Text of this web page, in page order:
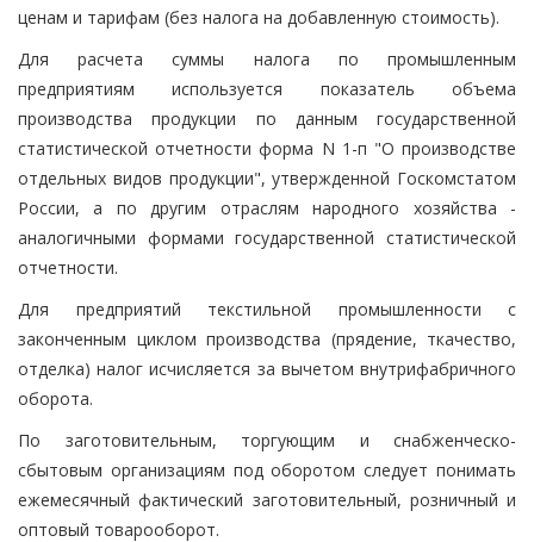
ценам и тарифам (без налога на добавленную стоимость).
Для расчета суммы налога по промышленным
предприятиям используется показатель объема
производства продукции по данным государственной
статистической отчетности форма N 1-п "О производстве
отдельных видов продукции", утвержденной Госкомстатом
России, а по другим отраслям народного хозяйства -
аналогичными формами государственной статистической
отчетности.
Для предприятий текстильной промышленности с
законченным циклом производства (прядение, ткачество,
отделка) налог исчисляется за вычетом внутрифабричного
оборота.
По заготовительным, торгующим и снабженческо-
сбытовым организациям под оборотом следует понимать
ежемесячный фактический заготовительный, розничный и
оптовый товарооборот.